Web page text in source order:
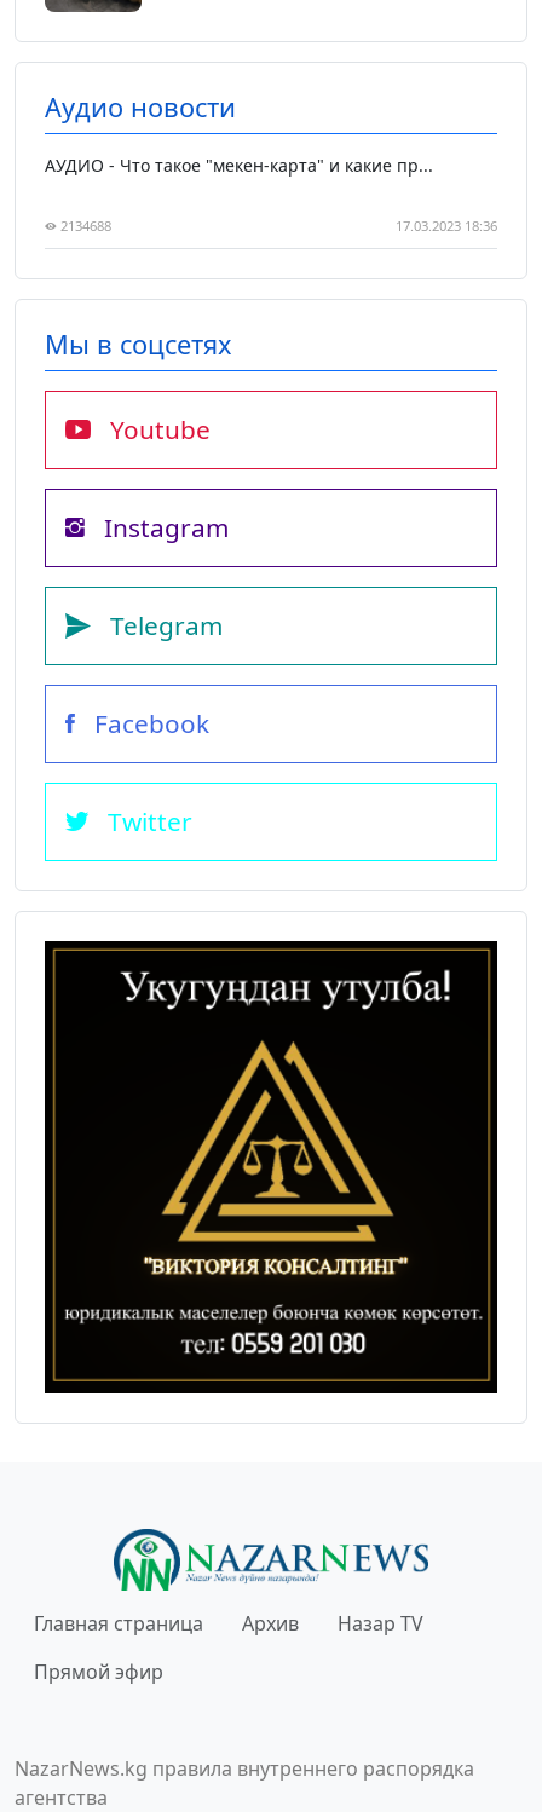
Аудио новости
АУДИО - Что такое "мекен-карта" и какие пр...
2134688 17.03.2023 18:36
Мы в соцсетях
Youtube
Instagram
Telegram
Facebook
Twitter
Главная страница Архив
Назар TV
Прямой эфир
NazarNews.kg правила внутреннего распорядка
агентства